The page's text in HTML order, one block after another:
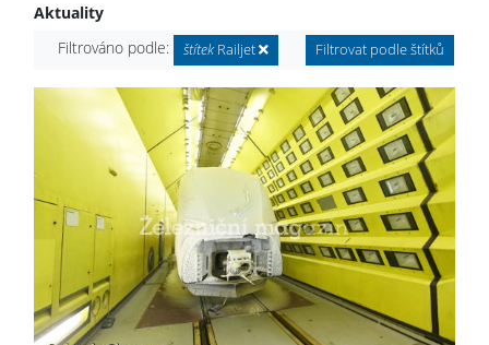
Aktuality
Filtrováno podle:
štítek Railjet Filtrovat podle štítků